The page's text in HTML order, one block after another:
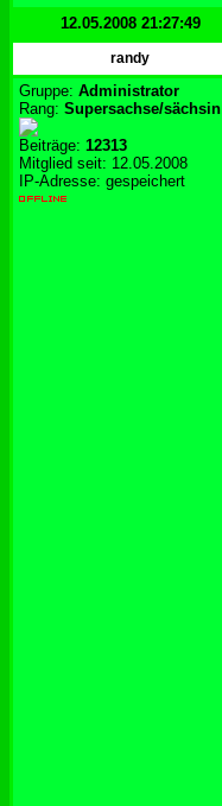
12.05.2008 21:27:49
randy
Gruppe: Administrator
Rang: Supersachse/sächsin
Beiträge: 12313
Mitglied seit: 12.05.2008
IP-Adresse: gespeichert